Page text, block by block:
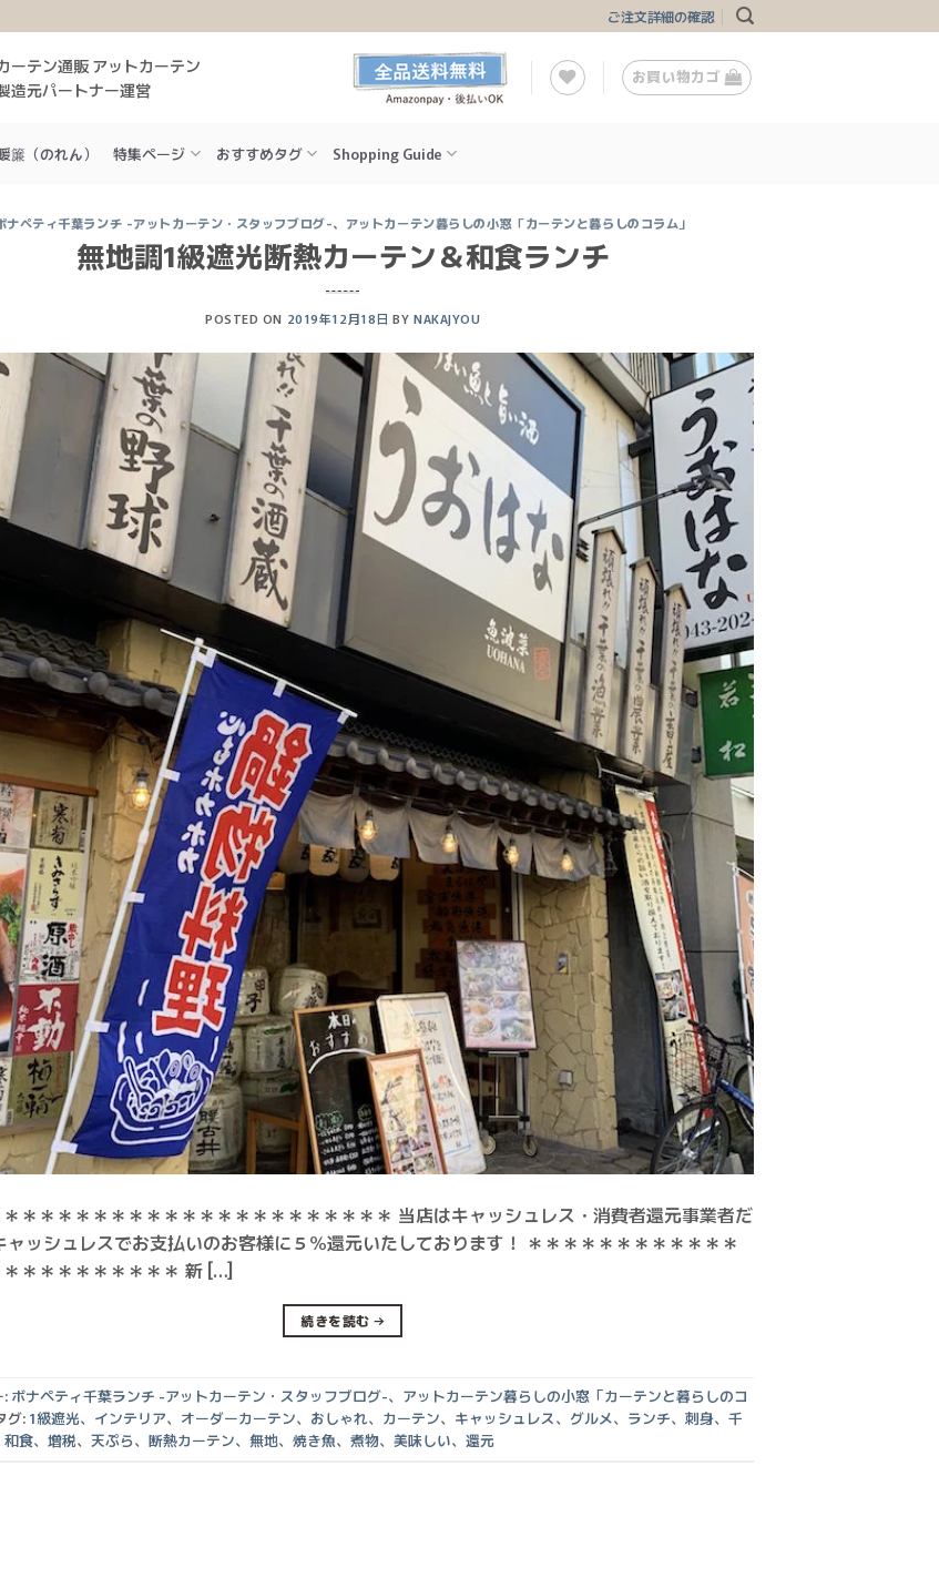
ご注文詳細の確認
ーテン通販 アットカーテン
造元パートナー運営
お買い物カゴ
簾（のれん） 特集ページ おすすめタグ Shopping Guide
ナペティ千葉ランチ -アットカーテン・スタッフブログ-、 アットカーテン暮らしの小窓「カーテンと暮らしのコラム」
無地調1級遮光断熱カーテン＆和食ランチ
POSTED ON 2019年12月18日 BYNAKAJYOU
＊＊＊＊＊＊＊＊＊＊＊＊＊＊＊＊＊＊＊＊＊＊ 当店はキャッシュレス・消費者還元事業者だ
ャッシュレスでお支払いのお客様に５％還元いたしております！ ＊＊＊＊＊＊＊＊＊＊＊＊
＊＊＊＊＊＊＊＊＊＊ 新 […]
続きを読む →
: ボナペティ千葉ランチ -アットカーテン・スタッフブログ-、 アットカーテン暮らしの小窓「カーテンと暮らしのコ
グ: 1級遮光、 インテリア、 オーダーカーテン、 おしゃれ、 カーテン、 キャッシュレス、 グルメ、 ランチ、 刺身、 千
和食、 増税、 天ぷら、 断熱カーテン、 無地、 焼き魚、 煮物、 美味しい、 還元